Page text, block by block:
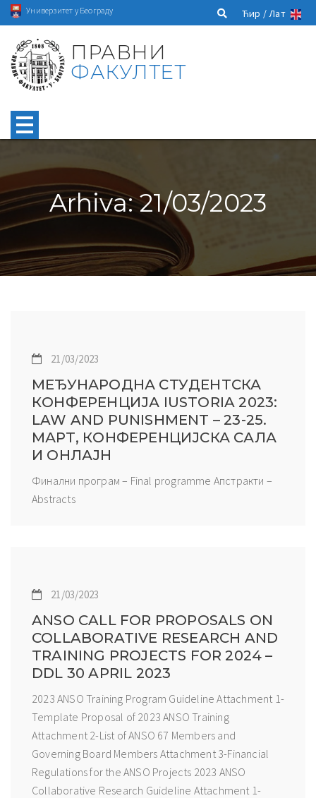
Универзитет у Београду Ћир /Лат
ПРАВНИ
ФАКУЛТЕТ
Arhiva: 21/03/2023
21/03/2023
МЕЂУНАРОДНА СТУДЕНТСКА
КОНФЕРЕНЦИЈА IUSTORIA 2023:
LAW AND PUNISHMENT – 23-25.
МАРТ, КОНФЕРЕНЦИЈСКА САЛА
И ОНЛАЈН
Финални програм – Final programme Апстракти –
Abstracts
21/03/2023
ANSO CALL FOR PROPOSALS ON
COLLABORATIVE RESEARCH AND
TRAINING PROJECTS FOR 2024 –
DDL 30 APRIL 2023
2023 ANSO Training Program Guideline Attachment 1-
Template Proposal of 2023 ANSO Training
Attachment 2-List of ANSO 67 Members and
Governing Board Members Attachment 3-Financial
Regulations for the ANSO Projects 2023 ANSO
Collaborative Research Guideline Attachment 1-